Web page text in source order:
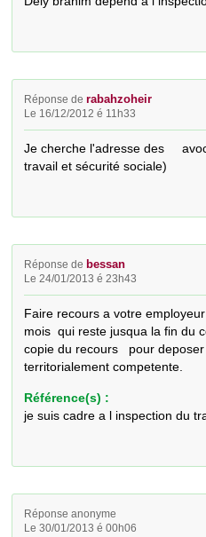
Réponse derabahzoheir
Le 16/12/2012 é 11h33
Je cherche l'adresse des
travail et sécurité sociale)
Réponse de bessan
Le 24/01/2013 é 23h43
Faire recours a votre
mois  qui reste jusqua la fin du
copie du recours   pour
territorialement competente.
Référence(s) :
je suis cadre a l inspection du
Réponse anonyme
Le 30/01/2013 é 00h06